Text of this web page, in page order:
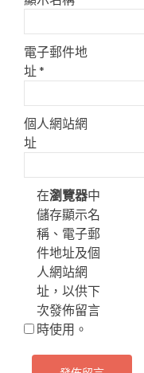
電子郵件地
址*
個人網站網
址
在瀏覽器中
儲存顯示名
稱、電子郵
件地址及個
人網站網
址，以供下
次發佈留言
時使用。